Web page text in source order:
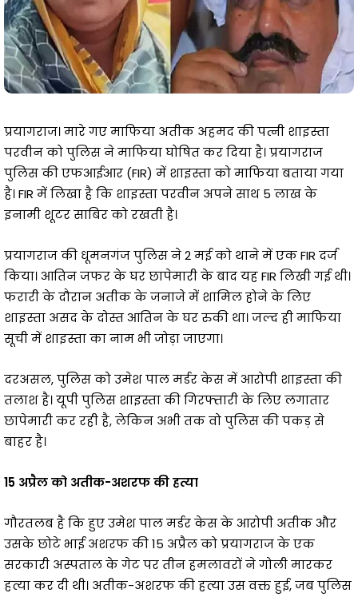
प्रयागराज। मारे गए माफिया अतीक अहमद की पत्नी शाइस्ता
परवीन को पुलिस ने माफिया घोषित कर दिया है। प्रयागराज
पुलिस की एफआईआर (FIR) में शाइस्ता को माफिया बताया गया
है। FIR में लिखा है कि शाइस्ता परवीन अपने साथ 5 लाख के
इनामी शूटर साबिर को रखती है।
प्रयागराज की धूमनगंज पुलिस ने 2 मई को थाने में एक FIR दर्ज
किया। आतिन जफर के घर छापेमारी के बाद यह FIR लिखी गई थी।
फरारी के दौरान अतीक के जनाजे में शामिल होने के लिए
शाइस्ता असद के दोस्त आतिन के घर रुकी था। जल्द ही माफिया
सूची में शाइस्ता का नाम भी जोड़ा जाएगा।
दरअसल, पुलिस को उमेश पाल मर्डर केस में आरोपी शाइस्ता की
तलाश है। यूपी पुलिस शाइस्ता की गिरफ्तारी के लिए लगातार
छापेमारी कर रही है, लेकिन अभी तक वो पुलिस की पकड़ से
बाहर है।
15 अप्रैल को अतीक-अशरफ की हत्या
गौरतलब है कि हुए उमेश पाल मर्डर केस के आरोपी अतीक और
उसके छोटे भाई अशरफ की 15 अप्रैल को प्रयागराज के एक
सरकारी अस्पताल के गेट पर तीन हमलावरों ने गोली मारकर
हत्या कर दी थी। अतीक-अशरफ की हत्या उस वक्त हुई, जब पुलिस